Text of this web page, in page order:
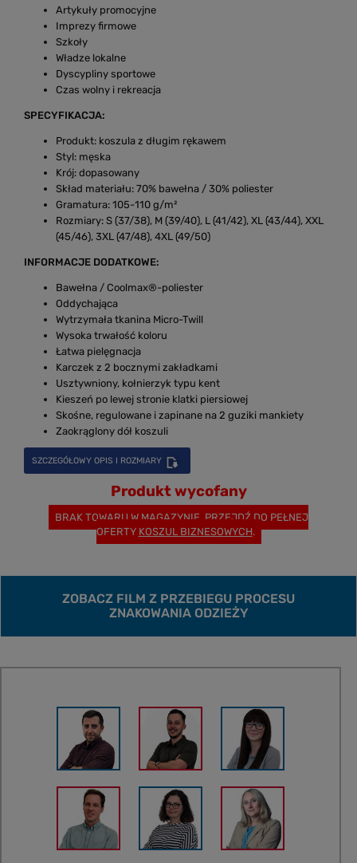
Artykuły promocyjne
Imprezy firmowe
Szkoły
Władze lokalne
Dyscypliny sportowe
Czas wolny i rekreacja
SPECYFIKACJA:
Produkt: koszula z długim rękawem
Styl: męska
Krój: dopasowany
Skład materiału: 70% bawełna / 30% poliester
Gramatura: 105-110 g/m²
Rozmiary: S (37/38), M (39/40), L (41/42), XL (43/44), XXL
(45/46), 3XL (47/48), 4XL (49/50)
INFORMACJE DODATKOWE:
Bawełna / Coolmax®-poliester
Oddychająca
Wytrzymała tkanina Micro-Twill
Wysoka trwałość koloru
Łatwa pielęgnacja
Karczek z 2 bocznymi zakładkami
Usztywniony, kołnierzyk typu kent
Kieszeń po lewej stronie klatki piersiowej
Skośne, regulowane i zapinane na 2 guziki mankiety
Zaokrąglony dół koszuli
SZCZEGÓŁOWY OPIS I ROZMIARY
Produkt wycofany
BRAK TOWARU W MAGAZYNIE. PRZEJDŹ DO PEŁNEJ
OFERTY KOSZUL BIZNESOWYCH.
ZOBACZ FILM Z PRZEBIEGU PROCESU
ZNAKOWANIA ODZIEŻY